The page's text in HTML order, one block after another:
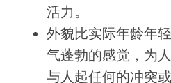
活力。
外貌比实际年龄年
气蓬勃的感觉，为
与人起任何的冲突